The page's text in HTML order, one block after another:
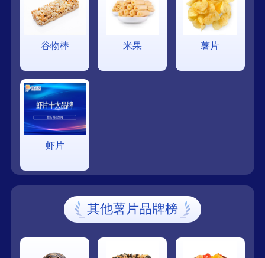
谷物棒 米果 薯片
虾片
其他薯片品牌榜